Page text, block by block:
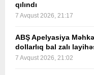
qılındı
7 Avqust 2026, 21:17
ABŞ Apelyasiya
dollarlıq bal zalı
7 Avqust 2026, 21:02